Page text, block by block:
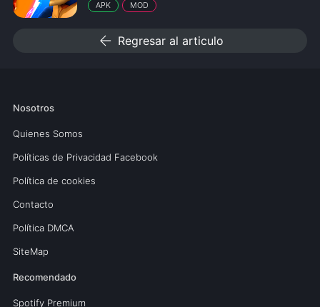
APK MOD
arrow_back Regresar al articulo
Nosotros
Quienes Somos
Políticas de Privacidad Facebook
Política de cookies
Contacto
Política DMCA
SiteMap
Recomendado
Spotify Premium